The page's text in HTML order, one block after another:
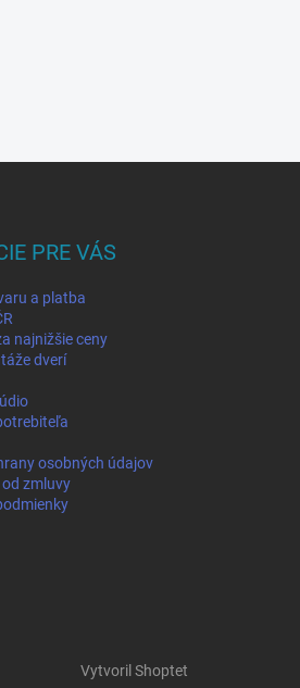
PRE VÁS
a platba
najnižšie ceny
dverí
osobných údajov
zmluvy
Vytvoril Shoptet